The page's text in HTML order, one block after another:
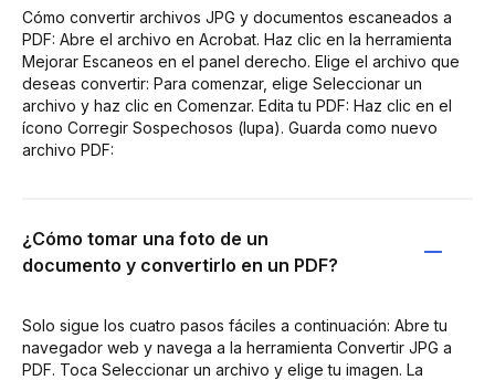
Cómo convertir archivos JPG y documentos escaneados a
PDF: Abre el archivo en Acrobat. Haz clic en la herramienta
Mejorar Escaneos en el panel derecho. Elige el archivo que
deseas convertir: Para comenzar, elige Seleccionar un
archivo y haz clic en Comenzar. Edita tu PDF: Haz clic en el
ícono Corregir Sospechosos (lupa). Guarda como nuevo
archivo PDF:
¿Cómo tomar una foto de un
documento y convertirlo en un PDF?
Solo sigue los cuatro pasos fáciles a continuación: Abre tu
navegador web y navega a la herramienta Convertir JPG a
PDF. Toca Seleccionar un archivo y elige tu imagen. La